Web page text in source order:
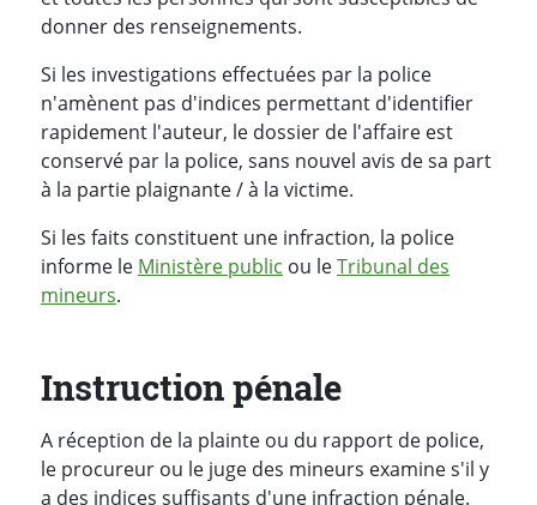
donner des renseignements.
Si les investigations effectuées par la police
n'amènent pas d'indices permettant d'identifier
rapidement l'auteur, le dossier de l'affaire est
conservé par la police, sans nouvel avis de sa part
à la partie plaignante / à la victime.
Si les faits constituent une infraction, la police
informe le Ministère public ou leTribunal des
mineurs.
Instruction pénale
A réception de la plainte ou du rapport de police,
le procureur ou le juge des mineurs examine s'il y
a des indices suffisants d'une infraction pénale.